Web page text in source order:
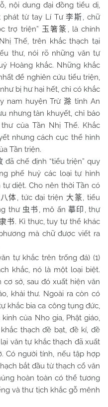
nội dung đại đồng tiểu dị,
phát từ tay Lí Tư李斯, chữ
trợ triện” 玉箸篆 , là chính
Thế, trên khắc thạch tại
thư, nói rõ những văn tự
Hoàng khắc. Những khắc
để nghiên cứu tiểu triện,
bị hư hại hết, chỉ có khắc
nam huyện Trừ 滁 tỉnh An
nhưng tàn khuyết, chỉ bảo
của Tần Nhị Thế. Khắc
nhưng cách cục thể hình
Tần triện.
đã chế định “tiểu triện” quy
phế huỷ các loại tự hình
diệt. Cho nên thời Tần có
体, tức đại triện 大篆, tiểu
thư 虫书, mô ấn 摹印 , thự
书. Kì thực, tuy tự thể khác
mà chữ được viết ra
tự khắc trên trống đá) (1)
khắc, nó là một loại biệt.
sở, sau đó xuất hiện văn
khải thư. Ngoài ra còn có
khắc bia ca công tụng đức,
của Nho gia, Phật giáo,
thạch đề bạt, đề kí, đề
văn tự khắc thạch đã xuất
Có người tính, nếu tập hợp
bắt đầu từ thạch cổ văn
hoàn toàn có thể tương
và thư tịch khắc gỗ mênh